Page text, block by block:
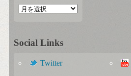
Social Links
Twitter